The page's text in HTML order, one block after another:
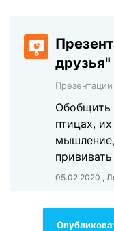
друзья"
Обобщить
птицах,
05.02.2020 ,